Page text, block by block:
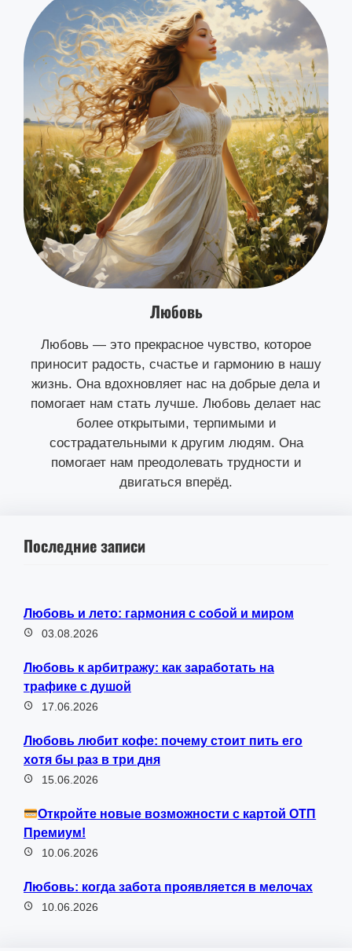
Любовь
Любовь — это прекрасное чувство, которое
приносит радость, счастье и гармонию в нашу
жизнь. Она вдохновляет нас на добрые дела и
помогает нам стать лучше. Любовь делает нас
более открытыми, терпимыми и
сострадательными к другим людям. Она
помогает нам преодолевать трудности и
двигаться вперёд.
Последние записи
Любовь и лето: гармония с собой и миром
03.08.2026
Любовь к арбитражу: как заработать на
трафике с душой
17.06.2026
Любовь любит кофе: почему стоит пить его
хотя бы раз в три дня
15.06.2026
Откройте новые возможности с картой ОТП
Премиум!
10.06.2026
Любовь: когда забота проявляется в мелочах
10.06.2026